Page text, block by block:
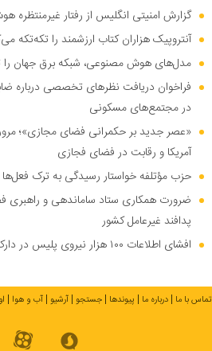
گزارش امنیتی انگلیس از رفتار
آنتروپیک هزاران کتاب ارزشمند را تکه‌تکه
مدل‌های هوش مصنوعی، شبکه برق جهان را
فراخوان دریافت نظر‌های تخصصی درباره
در مجتمع‌های مسکونی
«عصر جدید بر حکمرانی فضای مجازی»؛
آمریکا و رقابت در فضای فجازی
حزب مؤتلفه خواستار رسیدگی به ترک
ضرورت همکاری ستاد ساماندهی و راهبری
پدافند غیرعامل کشور
افشای اطلاعات ۱۰۰ هزار نیروی پلیس در دارک وب
تماس با ما درباره ما پیوندها جستجو آرشیو آب و هوا